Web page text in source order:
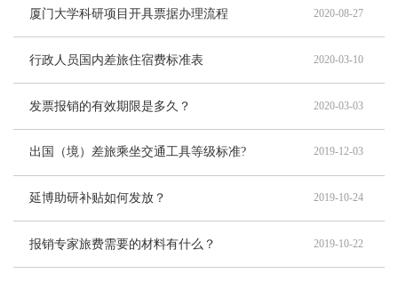
厦门大学科研项目开具票据办理流程 2020-08-27
行政人员国内差旅住宿费标准表 2020-03-10
发票报销的有效期限是多久？ 2020-03-03
出国（境）差旅乘坐交通工具等级标准? 2019-12-03
延博助研补贴如何发放？ 2019-10-24
报销专家旅费需要的材料有什么？ 2019-10-22